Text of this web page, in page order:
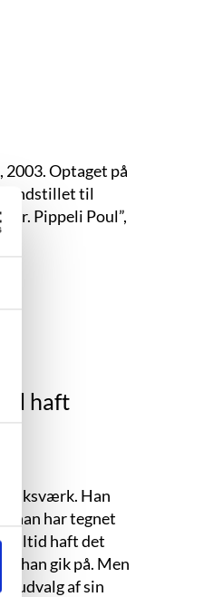
Optaget på
Indstillet til
Pippeli Poul”,
haft
Han
han har tegnet
altid haft det
han gik på. Men
udvalg af sin